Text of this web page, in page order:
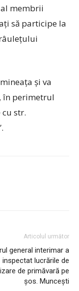
membrii
să participe la
și va
în perimetrul
str.
Articolul următor
general interimar a
inspectat lucrările de
de primăvară pe
șos. Muncești